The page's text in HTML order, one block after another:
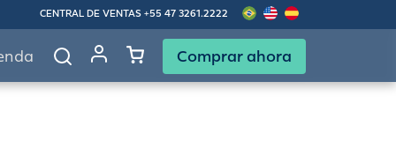
CENTRAL DE VENTAS +55 47 3261.2222
Comprar ahora